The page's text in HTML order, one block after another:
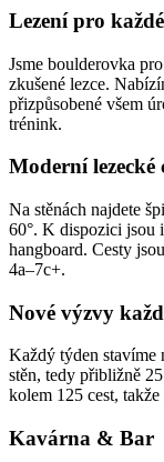
Lezení pro
Jsme boulderovka
zkušené lezce.
přizpůsobené všem
trénink.
Moderní lezecké
Na stěnách najdete
60°. K dispozici jsou
hangboard. Cesty
4a–7c+.
Nové výzvy
Každý týden stavíme
stěn, tedy přibližně
kolem 125 cest,
Kavárna & Bar